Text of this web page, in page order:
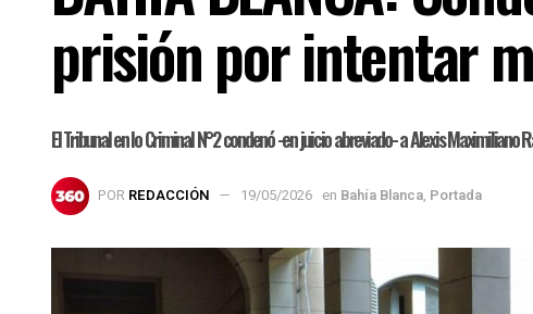
prisión por intentar
El Tribunal en lo Criminal N°2 condenó -en juicio abreviado- a Alexis
POR REDACCIÓN 19/05/2026 en Bahía Blanca, Portada